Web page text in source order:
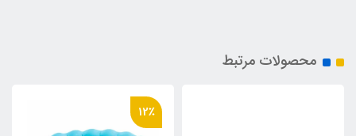
محصولات مرتبط
12٪